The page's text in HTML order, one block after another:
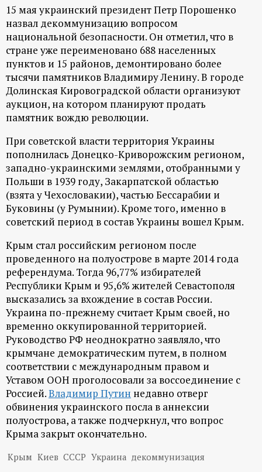
н
н
ы
й
п
о
р
т
а
л
15 мая украинский президент Петр Порошенко
назвал декоммунизацию вопросом
национальной безопасности. Он отметил, что в
стране уже переименовано 688 населенных
пунктов и 15 районов, демонтировано более
тысячи памятников Владимиру Ленину. В городе
Долинская Кировоградской области организуют
аукцион, на котором планируют продать
памятник вождю революции.
При советской власти территория Украины
пополнилась Донецко-Криворожским регионом,
западно-украинскими землями, отобранными у
Польши в 1939 году, Закарпатской областью
(взята у Чехословакии), частью Бессарабии и
Буковины (у Румынии). Кроме того, именно в
советский период в состав Украины вошел Крым.
Крым стал российским регионом после
проведенного на полуострове в марте 2014 года
референдума. Тогда 96,77% избирателей
Республики Крым и 95,6% жителей Севастополя
высказались за вхождение в состав России.
Украина по-прежнему считает Крым своей, но
временно оккупированной территорией.
Руководство РФ неоднократно заявляло, что
крымчане демократическим путем, в полном
соответствии с международным правом и
Уставом ООН проголосовали за воссоединение с
Россией.Владимир Путин недавно отверг
обвинения украинского посла в аннексии
полуострова, а также подчеркнул, что вопрос
Крыма закрыт окончательно.
Крым Киев СССР Украина декоммунизация